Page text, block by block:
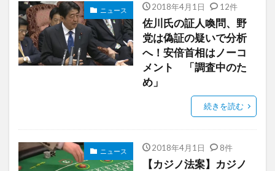
ニュース 2018年4月1日 12件
佐川氏の証人喚問、野
党は偽証の疑いで分析
へ！安倍首相はノーコ
メント 「調査中のた
め」
続きを読む
ニュース 2018年4月1日 8件
【カジノ法案】カジノ